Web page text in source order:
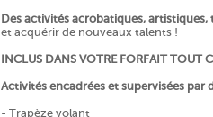
Des activités acrobatiques,
et acquérir de nouveaux talents !
INCLUS DANS VOTRE FORFAIT TOUT
Activités encadrées et supervisées par
- Trapèze volant